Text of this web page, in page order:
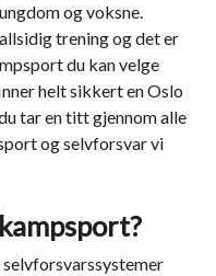
og voksne.
trening og det er
du kan velge
helt sikkert en Oslo
tar en titt gjennom alle
og selvforsvar vi